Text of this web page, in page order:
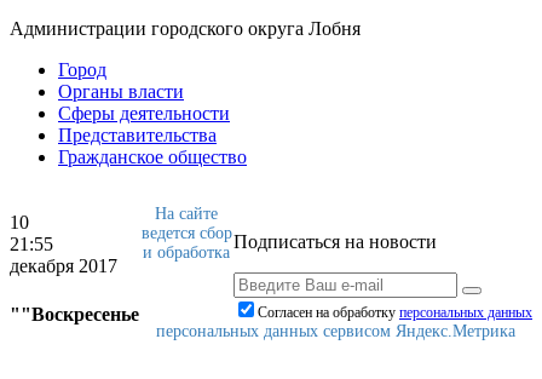
Администрации городского округа Лобня
Город
Органы власти
Сферы деятельности
Представительства
Гражданское общество
10
21:55
декабря 2017
""Воскресенье
Подписаться на новости
Согласен на обработку персональныx данных
На сайте
ведется сбор
и обработка
персональных данных сервисом Яндекс.Метрика